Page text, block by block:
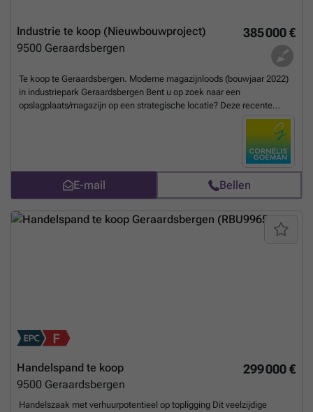
bindend.
Meer weten?
385 000 €
Industrie te koop (Nieuwbouwproject)
9500 Geraardsbergen
Te koop te Geraardsbergen. Moderne magazijnloods (bouwjaar 2022)
in industriepark Geraardsbergen Bent u op zoek naar een
opslagplaats/magazijn op een strategische locatie? Deze recente
loods, gelegen in het industriepark van Geraardsbergen, biedt een
uitstekende staat. Dankzij de twee sectionale poorten is het gebouw
bijzonder toegankelijk voor vrachtverkeer en logistieke activiteiten.
Kenmerken: Bouwjaar: 2022 Nuttige oppervlakte : +- 200 m2 Twee
sectionale poorten Recente en goed onderhouden infrastructuur
Geschikt voor opslag, logistiek of lichte industrie Gelegen in een vlot
bereikbaar industriepark Deze eigendom is ideaal voor ondernemers
die op zoek zijn naar een efficiënte en moderne bedrijfsruimte op een
E-mail Bellen
299 000 €
Handelspand te koop
9500 Geraardsbergen
Handelszaak met verhuurpotentieel op topligging Dit veelzijdige